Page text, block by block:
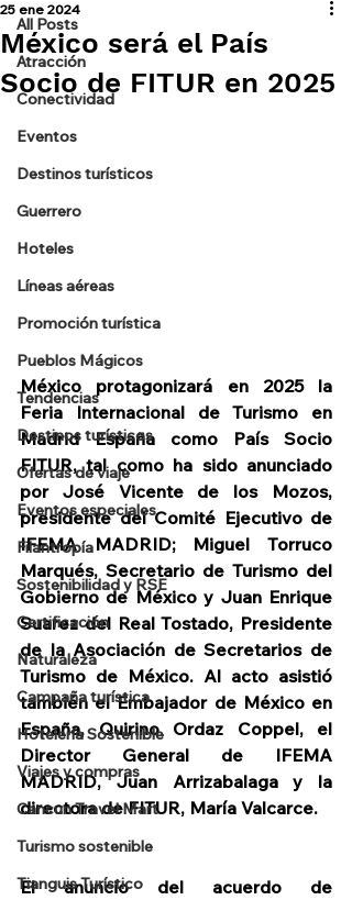
All Posts
Atracción
Conectividad
Eventos
Destinos turísticos
Guerrero
Hoteles
Líneas aéreas
Promoción turística
Pueblos Mágicos
Tendencias
Destinos turísticos
Ofertas de viaje
Eventos especiales
Filantropía
Sostenibilidad y RSE
Certificación
Naturaleza
Campaña turística
Hotelería Sostenible
Viajes y compras
Cancun Travel Mart
Turismo sostenible
Tianguis Turístico
México será el País
Socio de FITUR en 2025
25 ene 2024
México protagonizará en 2025 la
Feria Internacional de Turismo en
Madrid España como País Socio
FITUR, tal como ha sido anunciado
por José Vicente de los Mozos,
presidente del Comité Ejecutivo de
IFEMA MADRID; Miguel Torruco
Marqués, Secretario de Turismo del
Gobierno de México y Juan Enrique
Suarez del Real Tostado, Presidente
de la Asociación de Secretarios de
Turismo de México. Al acto asistió
también el Embajador de México en
España, Quirino Ordaz Coppel, el
Director General de IFEMA
MADRID, Juan Arrizabalaga y la
directora de FITUR, María Valcarce.
El anuncio del acuerdo de